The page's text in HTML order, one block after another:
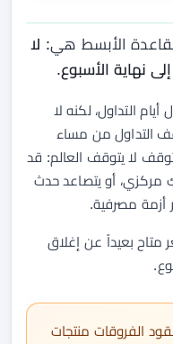
الأبسط هي: لا
نهاية الأسبوع.
24 ساعة خلال أيام التداول، لكنه لا
التداول من مساء
لا يتوقف العالم: قد
مركزي، أو يتصاعد حدث
أزمة مصرفية.
متاح بعيداً عن إغلاق
الفروقات منتجات